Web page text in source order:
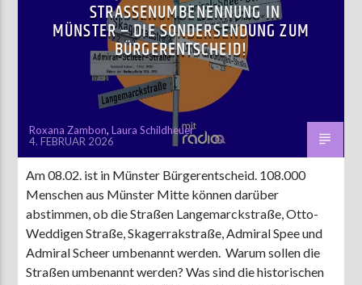
AKTUELLE SENDUNG
MOEBIUS
00:00 09:00
ZU HÖREN INMünster90,9 MHzSteinfurt103,9 MHz
STRASSENUMBENENNUNG IN M
ÜNSTER – DIE SONDERSENDUNG ZUM B
ÜRGERENTSCHEID!
Roxana Zambon,Laura Schildheuer
4. FEBRUAR 2026
Am 08.02. ist in Münster Bürgerentscheid. 108.000
Menschen aus Münster Mitte können darüber
abstimmen, ob die Straßen Langemarckstraße, Otto-
Weddigen Straße, Skagerrakstraße, Admiral Spee und
Admiral Scheer umbenannt werden. Warum sollen die
Straßen umbenannt werden? Was sind die historischen